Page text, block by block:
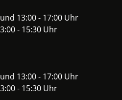
13:00 - 17:00 Uhr
- 15:30 Uhr
13:00 - 17:00 Uhr
- 15:30 Uhr